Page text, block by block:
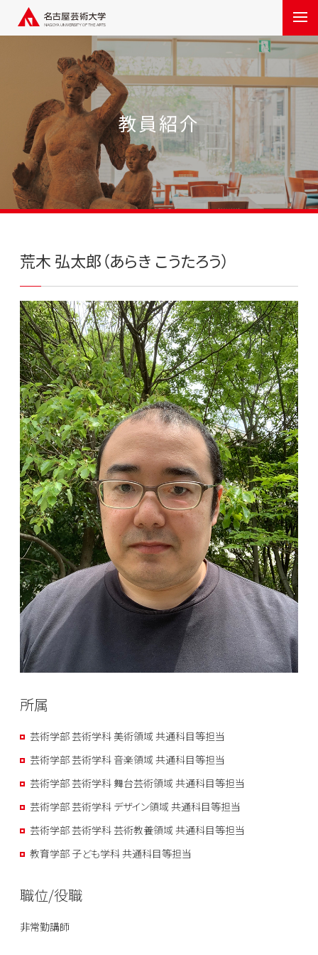
教員紹介
荒木 弘太郎（あらき こうたろう）
所属
芸術学部 芸術学科 美術領域 共通科目等担当
芸術学部 芸術学科 音楽領域 共通科目等担当
芸術学部 芸術学科 舞台芸術領域 共通科目等担当
芸術学部 芸術学科 デザイン領域 共通科目等担当
芸術学部 芸術学科 芸術教養領域 共通科目等担当
教育学部 子ども学科 共通科目等担当
職位/役職
非常勤講師